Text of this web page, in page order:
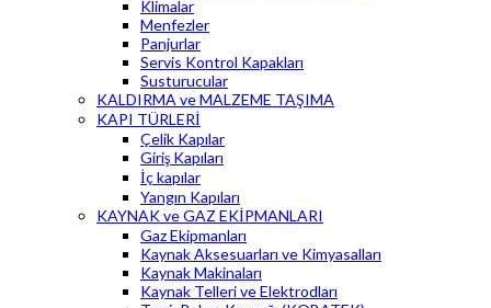
Klimalar
Menfezler
Panjurlar
Servis Kontrol Kapakları
Susturucular
KALDIRMA ve MALZEME TAŞIMA
KAPI TÜRLERİ
Çelik Kapılar
Giriş Kapıları
İç kapılar
Yangın Kapıları
KAYNAK ve GAZ EKİPMANLARI
Gaz Ekipmanları
Kaynak Aksesuarları ve Kimyasalları
Kaynak Makinaları
Kaynak Telleri ve Elektrodları